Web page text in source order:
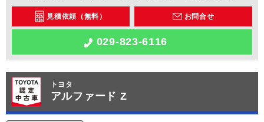
見積依頼（無料） お問合せ
029-823-6116
トヨタ
アルファード Z